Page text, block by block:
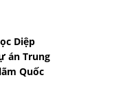
Diệp
án Trung
Quốc